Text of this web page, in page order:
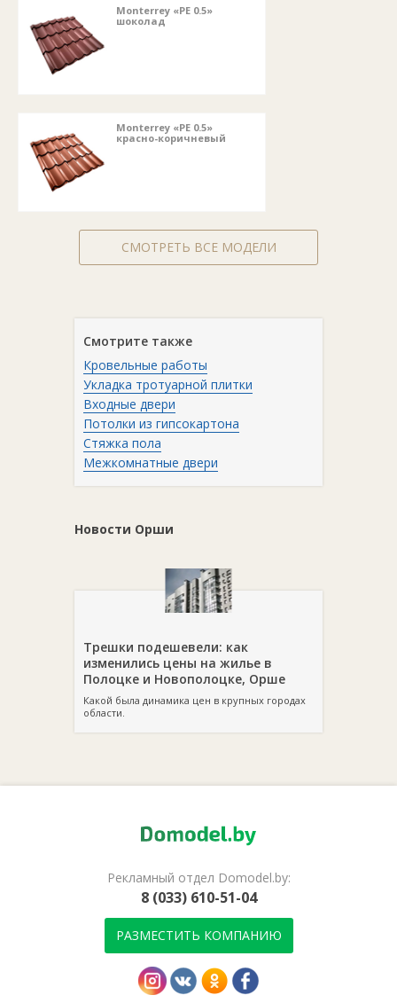
Monterrey «PE 0.5»
шоколад
Monterrey «PE 0.5»
красно-коричневый
СМОТРЕТЬ ВСЕ МОДЕЛИ
Смотрите также
Кровельные работы
Укладка тротуарной плитки
Входные двери
Потолки из гипсокартона
Стяжка пола
Межкомнатные двери
Новости Орши
Трешки подешевели: как
изменились цены на жилье в
Полоцке и Новополоцке, Орше
Какой была динамика цен в крупных городах
области.
Рекламный отдел Domodel.by:
8 (033) 610-51-04
РАЗМЕСТИТЬ КОМПАНИЮ